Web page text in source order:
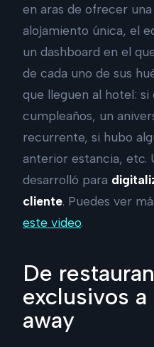
en aras de ofrecer
alojamiento única, el
un dashboard en el
de cada uno de sus
que lleguen al hotel: si
cumpleaños, un
recurrente, si hubo
anterior estancia, etc.
desarrolló para
cliente. Puedes ver
este video.
De
exclusivos
away